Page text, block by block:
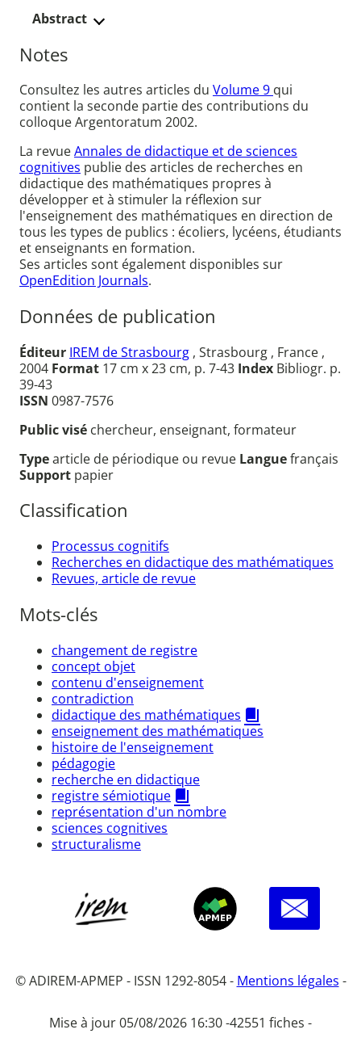
Abstract
Notes
Consultez les autres articles du Volume 9 qui
contient la seconde partie des contributions du
colloque Argentoratum 2002.
La revueAnnales de didactique et de sciences
cognitives publie des articles de recherches en
didactique des mathématiques propres à
développer et à stimuler la réflexion sur
l'enseignement des mathématiques en direction de
tous les types de publics : écoliers, lycéens, étudiants
et enseignants en formation.
Ses articles sont également disponibles sur
OpenEdition Journals.
Données de publication
Éditeur IREM de Strasbourg , Strasbourg , France ,
2004 Format 17 cm x 23 cm, p. 7-43 Index Bibliogr. p.
39-43
ISSN 0987-7576
Public visé chercheur, enseignant, formateur
Typearticle de périodique ou revue Languefrançais
Support papier
Classification
Processus cognitifs
Recherches en didactique des mathématiques
Revues, article de revue
Mots-clés
changement de registre
concept objet
contenu d'enseignement
contradiction
didactique des mathématiques
enseignement des mathématiques
histoire de l'enseignement
pédagogie
recherche en didactique
registre sémiotique
représentation d'un nombre
sciences cognitives
structuralisme
© ADIREM-APMEP - ISSN 1292-8054 - Mentions légales -
Mise à jour 05/08/2026 16:30 -42551 fiches -